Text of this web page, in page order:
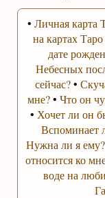
• Личная карта
на картах Таро
дате
Небесных
сейчас?•
мне?• Что он
• Хочет ли он
Вспоминает
Нужна ли я ему?
относится ко
воде на